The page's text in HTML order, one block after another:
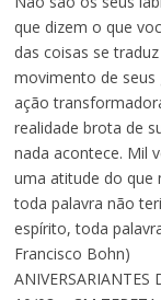
que dizem o que
das coisas se
movimento de seus
ação
realidade brota de
nada acontece. Mil
uma atitude do que
toda palavra não
espírito, toda
Francisco Bohn)
ANIVERSARIANTES